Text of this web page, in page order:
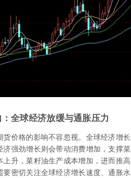
全球经济放缓与通胀压力
价格的影响不容忽视。全球经济增
强劲增长则会带动消费增加，支撑
升，菜籽油生产成本增加，进而推
密切关注全球经济增长速度、通胀